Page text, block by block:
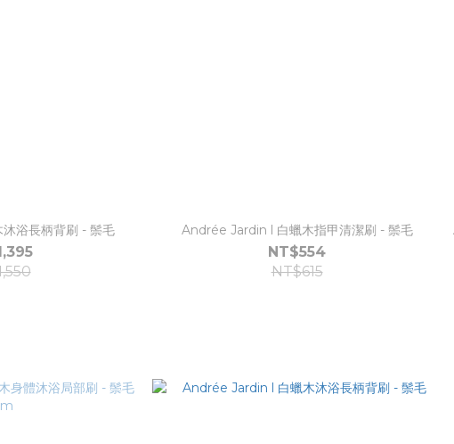
浴長柄背刷 - 鬃毛 Andrée Jardin l 白蠟木指甲清潔刷 - 鬃毛
NT$554
NT$615